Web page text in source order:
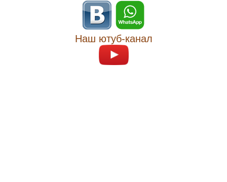
Наш ютуб-канал